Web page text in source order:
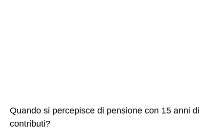
Quando si percepisce di pensione con 15 anni di
contributi?